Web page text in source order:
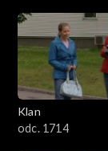
Klan
odc. 1714